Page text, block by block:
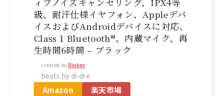
級、耐汗仕様イヤフォン、Appleデバ
イスおよびAndroidデバイスに対応、
Class 1 Bluetooth®、内蔵マイク、再
生時間6時間 – ブラック
created by Rinker
beats by dr.dre
Amazon 楽天市場